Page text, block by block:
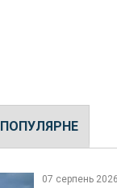
ПОПУЛЯРНЕ
07 серпень 2026